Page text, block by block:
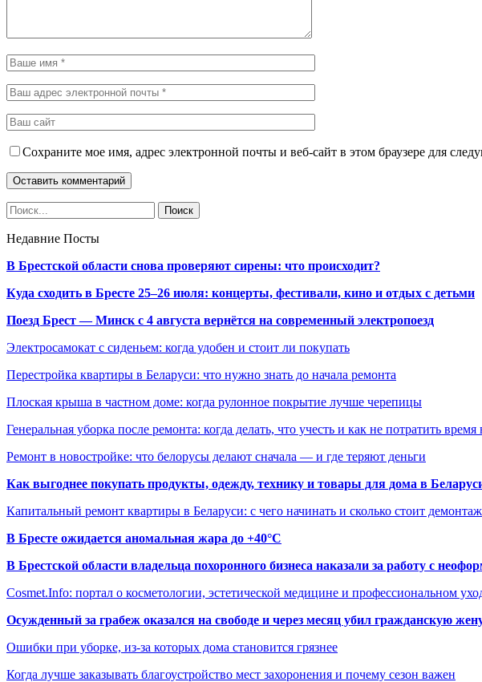
Сохраните мое имя, адрес электронной почты и веб-сайт в этом браузере для
Недавние Посты
В Брестской области снова проверяют сирены: что происходит?
Куда сходить в Бресте 25–26 июля: концерты, фестивали, кино и отдых с детьми
Поезд Брест — Минск с 4 августа вернётся на современный электропоезд
Электросамокат с сиденьем: когда удобен и стоит ли покупать
Перестройка квартиры в Беларуси: что нужно знать до начала ремонта
Плоская крыша в частном доме: когда рулонное покрытие лучше черепицы
Генеральная уборка после ремонта: когда делать, что учесть и как не потратить
Ремонт в новостройке: что белорусы делают сначала — и где теряют деньги
Как выгоднее покупать продукты, одежду, технику и товары для дома в
Капитальный ремонт квартиры в Беларуси: с чего начинать и сколько стоит демонтаж
В Бресте ожидается аномальная жара до +40°C
В Брестской области владельца похоронного бизнеса наказали за работу с
Cosmet.Info: портал о косметологии, эстетической медицине и профессиональном
Осужденный за грабеж оказался на свободе и через месяц убил гражданскую
Ошибки при уборке, из-за которых дома становится грязнее
Когда лучше заказывать благоустройство мест захоронения и почему сезон важен